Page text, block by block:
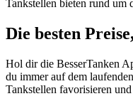
Tankstellen bieten rund um
Die besten Preise,
Hol dir die BesserTanken
du immer auf dem
Tankstellen favorisieren